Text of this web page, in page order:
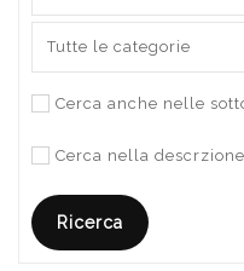
Cerca anche nelle
Cerca nella